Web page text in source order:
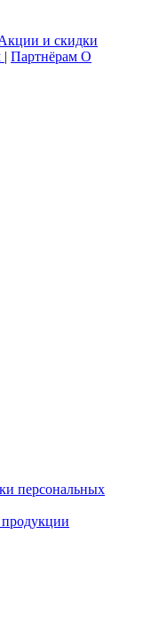
и скидки
| Партнёрам О
персональных
продукции